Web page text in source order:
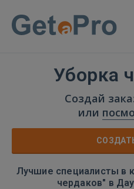
Уборка
Создай
или
Лучшие специалисты в
чердаков" в